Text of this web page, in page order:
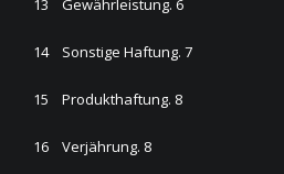
13 Gewährleistung. 6
14 Sonstige Haftung. 7
15 Produkthaftung. 8
16 Verjährung. 8